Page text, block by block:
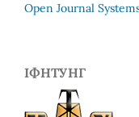
Open Journal
ІФНТУНГ